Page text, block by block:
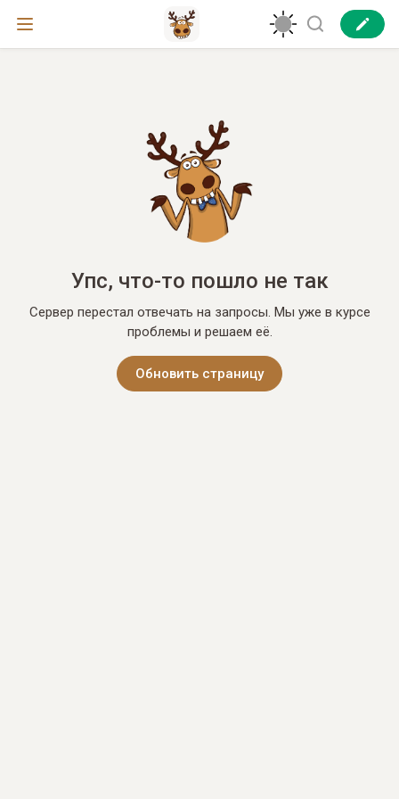
Упс, что-то пошло не так
Сервер перестал отвечать на запросы. Мы уже в курсе
проблемы и решаем её.
Обновить страницу